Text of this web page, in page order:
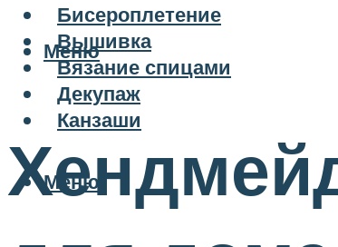
Бисероплетение
Вышивка
Вязание спицами
Декупаж
Канзаши
Меню
Меню